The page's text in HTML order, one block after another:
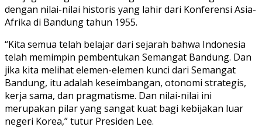
dengan nilai-nilai historis yang lahir dari Konferensi Asia-
Afrika di Bandung tahun 1955.
“Kita semua telah belajar dari sejarah bahwa Indonesia
telah memimpin pembentukan Semangat Bandung. Dan
jika kita melihat elemen-elemen kunci dari Semangat
Bandung, itu adalah keseimbangan, otonomi strategis,
kerja sama, dan pragmatisme. Dan nilai-nilai ini
merupakan pilar yang sangat kuat bagi kebijakan luar
negeri Korea,” tutur Presiden Lee.